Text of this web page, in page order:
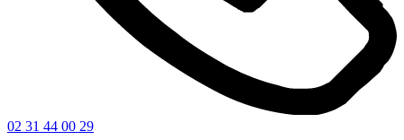
02 31 44 00 29